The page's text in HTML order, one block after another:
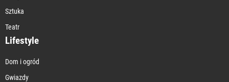
Sztuka
Teatr
Lifestyle
Dom i ogród
Gwiazdy